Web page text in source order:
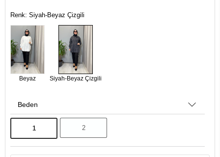
Renk: Siyah-Beyaz Çizgili
Beyaz Siyah-Beyaz Çizgili
Beden
1 2